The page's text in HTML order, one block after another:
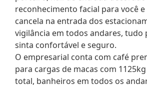
reconhecimento facial para você e
cancela na entrada dos
vigilância em todos andares, tudo
sinta confortável e seguro.
O empresarial conta com café
para cargas de macas com
total, banheiros em todos os